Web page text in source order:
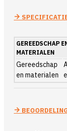
GEREEDSCHAP
MATERIALEN
Gereedschap
en materialen